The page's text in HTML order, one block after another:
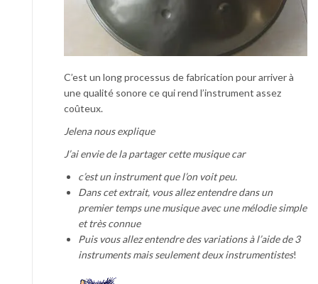
C’est un long processus de fabrication pour arriver à
une qualité sonore ce qui rend l’instrument assez
coûteux.
Jelena nous explique
J’ai envie de la partager cette musique car
c’est un instrument que l’on voit peu.
Dans cet extrait, vous allez entendre dans un
premier temps une musique avec une mélodie simple
et très connue
Puis vous allez entendre des variations à l’aide de 3
instruments mais seulement deux instrumentistes!